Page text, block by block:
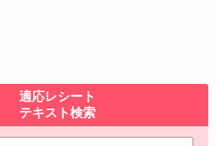
適応レシート
テキスト検索